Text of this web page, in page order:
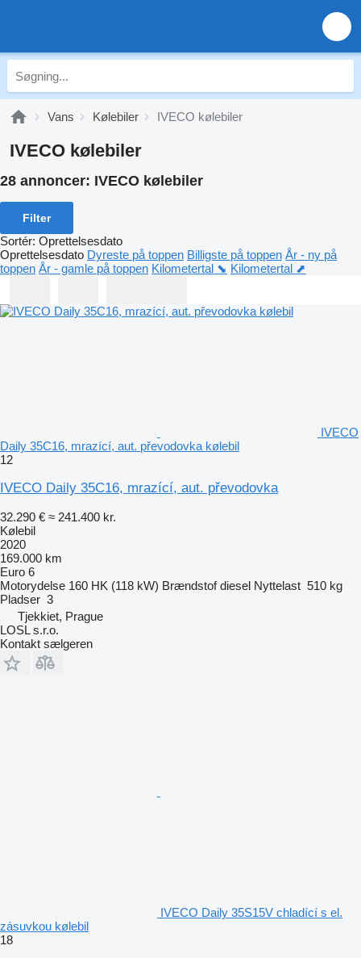
Vans Kølebiler IVECO kølebiler
IVECO kølebiler
28 annoncer: IVECO kølebiler
Filter
Sortér: Oprettelsesdato
Oprettelsesdato Dyreste på toppen Billigste på toppen År - ny på
toppen År - gamle på toppen Kilometertal ⬊ Kilometertal ⬈
IVECO
Daily 35C16, mrazící, aut. převodovka kølebil
12
IVECO Daily 35C16, mrazící, aut. převodovka
32.290 € ≈ 241.400 kr.
Kølebil
2020
169.000 km
Euro 6
Motorydelse 160 HK (118 kW) Brændstof diesel Nyttelast 510 kg
Pladser 3
Tjekkiet, Prague
LOSL s.r.o.
Kontakt sælgeren
IVECO Daily 35S15V chladící s el.
zásuvkou kølebil
18